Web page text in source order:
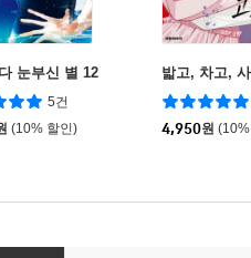
눈부신 별 12
5건
(10% 할인)
밟고, 차고,
4,950원